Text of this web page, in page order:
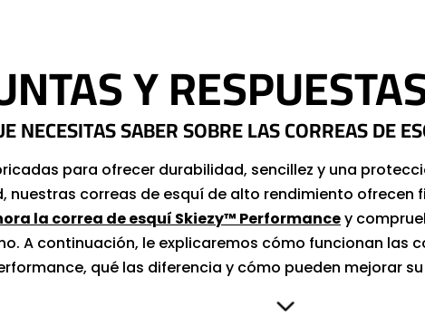
Y
NECESITAS SABER SOBRE LAS CORREAS DE
para ofrecer durabilidad, sencillez y una
nuestras correas de esquí de alto rendimiento ofrecen
la correa de esquí Skiezy™ Performancey
A continuación, le explicaremos cómo funcionan las
qué las diferencia y cómo pueden mejorar
3